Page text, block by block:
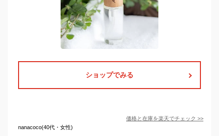
ショップでみる
価格と在庫を楽天でチェック >>
nanacoco(40代・女性)